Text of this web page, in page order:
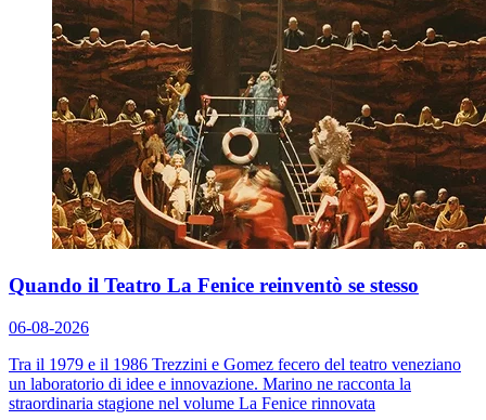
Quando il Teatro La Fenice reinventò se stesso
06-08-2026
Tra il 1979 e il 1986 Trezzini e Gomez fecero del teatro veneziano
un laboratorio di idee e innovazione. Marino ne racconta la
straordinaria stagione nel volume La Fenice rinnovata